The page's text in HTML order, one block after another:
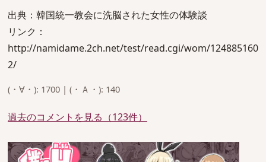
出典：韓国統一教会に洗脳された女性の体験談
リンク：
http://namidame.2ch.net/test/read.cgi/wom/124885160
2/
(・∀・): 1700 | (・Ａ・): 140
過去のコメントを見る（123件）